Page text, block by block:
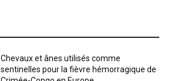
Chevaux et ânes utilisés comme
sentinelles pour la fièvre hémorragique de